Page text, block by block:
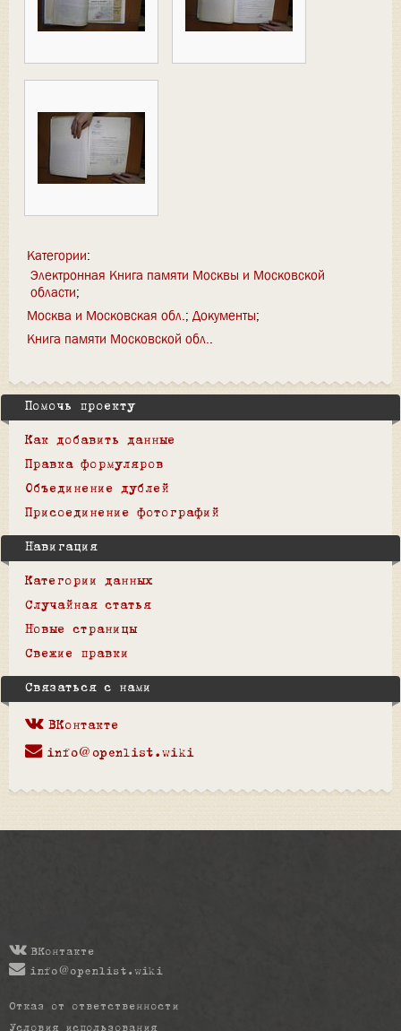
Категории:
Электронная Книга памяти Москвы и Московской
области
Москва и Московская обл. Документы
Книга памяти Московской обл.
Помочь проекту
Как добавить данные
Правка формуляров
Объединение дублей
Присоединение фотографий
Навигация
Категории данных
Случайная статья
Новые страницы
Свежие правки
Связаться с нами
ВКонтакте
info@openlist.wiki
ВКонтакте
info@openlist.wiki
Отказ от ответственности
Условия использования